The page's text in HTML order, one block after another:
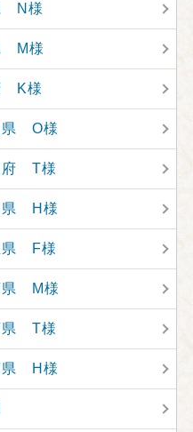
N様
M様
K様
県 O様
府 T様
県 H様
県 F様
県 M様
県 T様
県 H様